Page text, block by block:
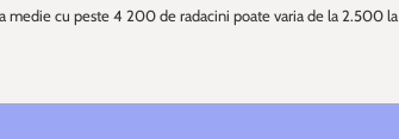
medie cu peste 4 200 de radacini poate varia de la 2.500 la